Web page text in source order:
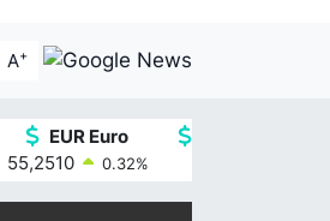
A+
EUR Euro
55,2510
0.32%